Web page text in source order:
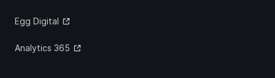
Egg Digital
Analytics 365